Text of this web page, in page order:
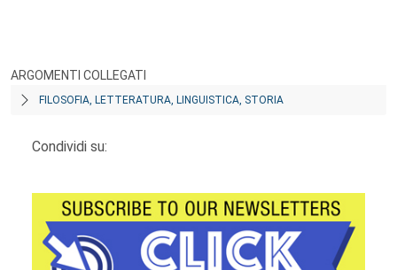
ARGOMENTI COLLEGATI
FILOSOFIA, LETTERATURA, LINGUISTICA, STORIA
Condividi su: